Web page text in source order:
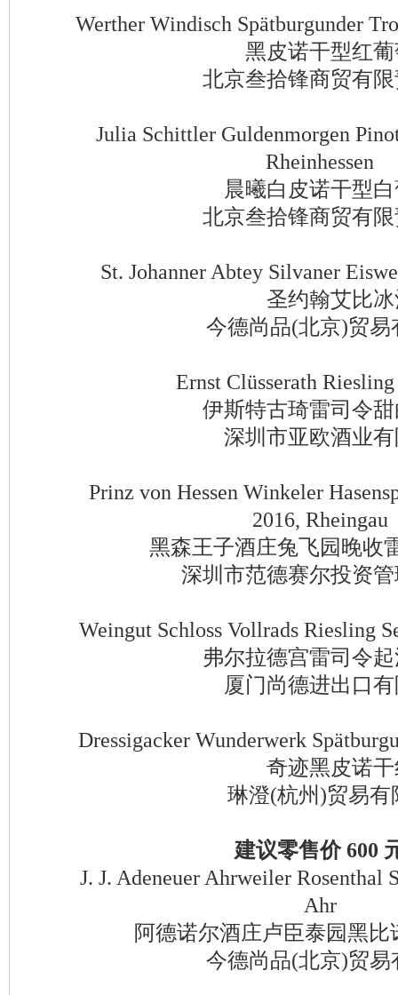
Werther Windisch Spätburgunder
黑皮诺干型红葡
北京叁拾锋商贸有限
Julia Schittler Guldenmorgen Pinot
Rheinhessen
晨曦白皮诺干型白
北京叁拾锋商贸有限
St. Johanner Abtey Silvaner
圣约翰艾比冰
今德尚品(北京)贸易
Ernst Clüsserath Riesling
伊斯特古琦雷司令甜
深圳市亚欧酒业有
Prinz von Hessen Winkeler
2016, Rheingau
黑森王子酒庄兔飞园晚收
深圳市范德赛尔投资管
Weingut Schloss Vollrads Riesling
弗尔拉德宫雷司令起
厦门尚德进出口有
Dressigacker Wunderwerk
奇迹黑皮诺干
琳澄(杭州)贸易有
建议零售价 600
J. J. Adeneuer Ahrweiler Rosenthal
Ahr
阿德诺尔酒庄卢臣泰园黑比
今德尚品(北京)贸易